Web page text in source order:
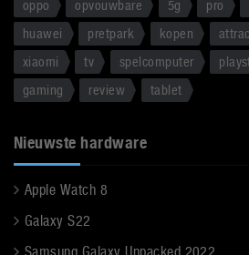
oppo
opvouwbare 5g pro
huawei
pretpark kopen
xiaomi
tv spelcomputer
gaming
review tablet
Nieuwste hardware
Apple Watch 8
Galaxy S22